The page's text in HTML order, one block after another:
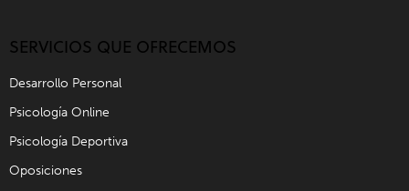
SERVICIOS QUE OFRECEMOS
Desarrollo Personal
Psicología Online
Psicología Deportiva
Oposiciones